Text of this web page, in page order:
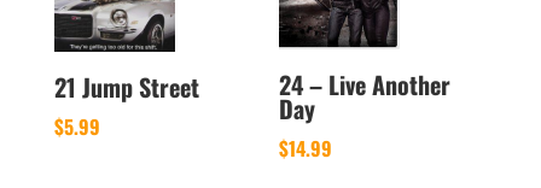
21 Jump Street
$5.99
24 – Live Another
Day
$14.99